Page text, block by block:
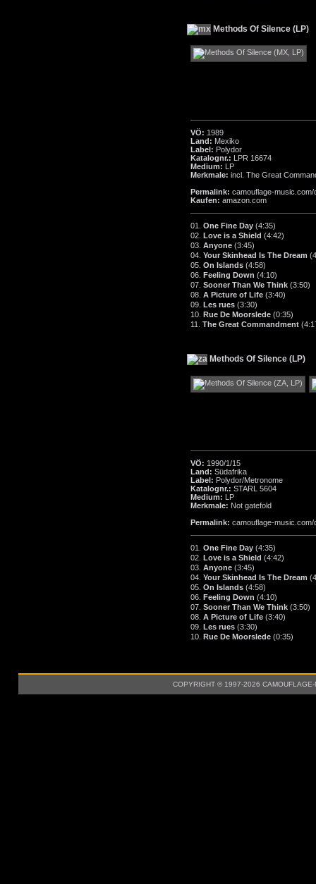
Methods Of Silence (LP)
VÖ: 1989
Land: Mexiko
Label: Polydor
Katalognr.: LPR 16674
Medium: LP
Merkmale: incl. The Great
Permalink: camouflage-music.com/
Kaufen: amazon.com
01. One Fine Day (4:35)
02. Love is a Shield (4:42)
03. Anyone (3:45)
04. Your Skinhead Is The Dream
05. On Islands (4:58)
06. Feeling Down (4:10)
07. Sooner Than We Think (3:50)
08. A Picture of Life (3:40)
09. Les rues (3:30)
10. Rue De Moorslede (0:35)
11. The Great Commandment
Methods Of Silence (LP)
VÖ: 1990/1/15
Land: Südafrika
Label: Polydor/Metronome
Katalognr.: STARL 5604
Medium: LP
Merkmale: Not gatefold
Permalink: camouflage-music.com/
01. One Fine Day (4:35)
02. Love is a Shield (4:42)
03. Anyone (3:45)
04. Your Skinhead Is The Dream
05. On Islands (4:58)
06. Feeling Down (4:10)
07. Sooner Than We Think (3:50)
08. A Picture of Life (3:40)
09. Les rues (3:30)
10. Rue De Moorslede (0:35)
COPYRIGHT © 1997-2026 CAMOUFLAGE-